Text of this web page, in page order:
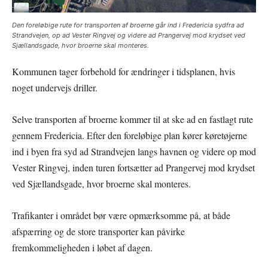
Den foreløbige rute for transporten af broerne går ind i Fredericia sydfra ad
Strandvejen, op ad Vester Ringvej og videre ad Prangervej mod krydset ved
Sjællandsgade, hvor broerne skal monteres.
Kommunen tager forbehold for ændringer i tidsplanen, hvis
noget undervejs driller.
Selve transporten af broerne kommer til at ske ad en fastlagt rute
gennem Fredericia. Efter den foreløbige plan kører køretøjerne
ind i byen fra syd ad Strandvejen langs havnen og videre op mod
Vester Ringvej, inden turen fortsætter ad Prangervej mod krydset
ved Sjællandsgade, hvor broerne skal monteres.
Trafikanter i området bør være opmærksomme på, at både
afspærring og de store transporter kan påvirke
fremkommeligheden i løbet af dagen.